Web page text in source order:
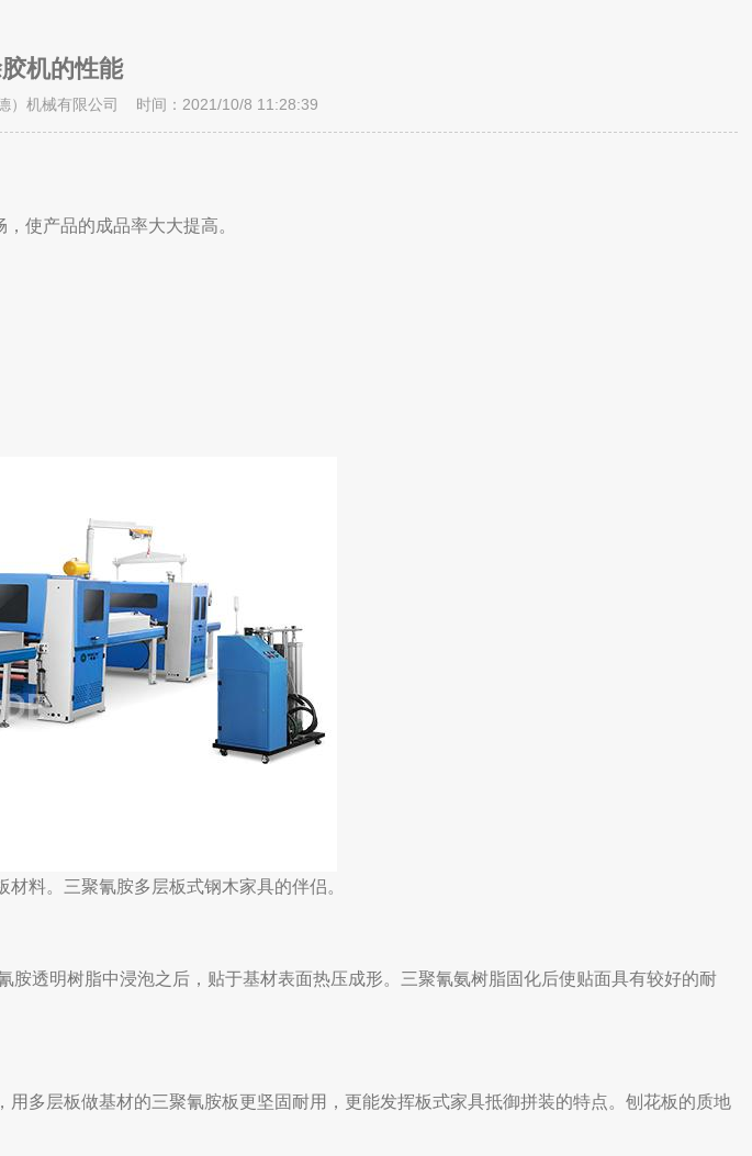
机的性能
）机械有限公司 时间：2021/10/8 11:28:39
使产品的成品率大大提高。
料。三聚氰胺多层板式钢木家具的伴侣。
透明树脂中浸泡之后，贴于基材表面热压成形。三聚氰氨树脂固化后使贴面具有较好的耐
多层板做基材的三聚氰胺板更坚固耐用，更能发挥板式家具抵御拼装的特点。刨花板的质地